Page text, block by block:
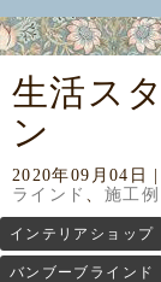
生活ス
ン
2020年09月04日 |
ラインド
施工例
インテリアショップ
バンブーブラインド